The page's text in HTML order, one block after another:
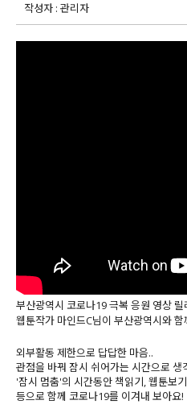
작성자 : 관리자
부산광역시 코로나19 극복 응원 영상 릴
웹툰작가 마인드C님이 부산광역시와 함
외부활동 제한으로 답답한 마음..
관점을 바꿔 잠시 쉬어가는 시간으로 생
'잠시 멈춤'의 시간동안 책읽기, 웹툰보
등으로 함께 코로나19를 이겨내 보아요!